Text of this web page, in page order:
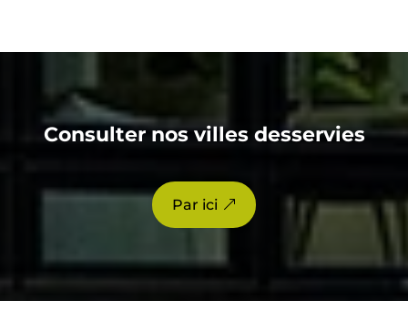
Consulter nos villes desservies
Par ici